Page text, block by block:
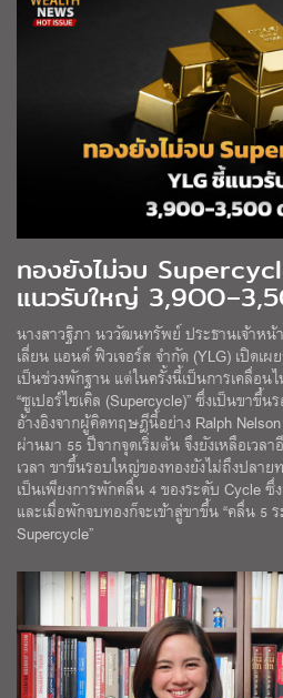
ทองยังไม่จบ
แนวรับใหญ่
นางสาวฐิภา นววัฒนทรัพย์ ประธานเจ้าห
เลี่ยน เเอนด์ ฟิวเจอร์ส จำกัด (YLG) เปิดเ
เป็นช่วงพักฐาน แต่ในครั้งนี้เป็นการเคลื่อน
“ซูเปอร์ไซเคิล (Supercycle)” ซึ่งเป็นขาขึ้
อ้างอิงจากผู้คิดทฤษฎีนี้อย่าง Ralph
ผ่านมา 55 ปีจากจุดเริ่มต้น จึงยังเหลือเวล
เวลา ขาขึ้นรอบใหญ่ของทองยังไม่ถึงปลา
เป็นเพียงการพักคลื่น 4 ของระดับ Cycle ซึ่
และเมื่อพักจบทองก็จะเข้าสู่ขาขึ้น “คลื่น 5
Supercycle”